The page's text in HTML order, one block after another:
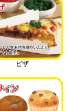
ピザ